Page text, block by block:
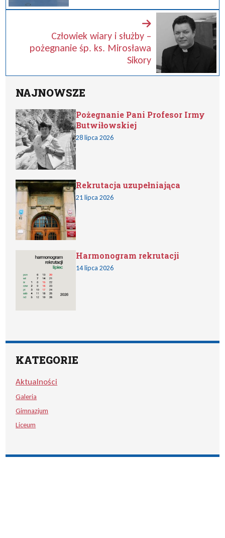
Człowiek wiary i służby –
pożegnanie śp. ks. Mirosława
Sikory
NAJNOWSZE
Pożegnanie Pani Profesor Irmy
Butwiłowskiej
28 lipca 2026
Rekrutacja uzupełniająca
21 lipca 2026
Harmonogram rekrutacji
14 lipca 2026
KATEGORIE
Aktualności
Galeria
Gimnazjum
Liceum